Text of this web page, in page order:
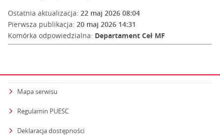
Ostatnia aktualizacja: 22 maj 2026 08:04
Pierwsza publikacja: 20 maj 2026 14:31
Komórka odpowiedzialna: Departament Ceł MF
Mapa serwisu
Regulamin PUESC
Deklaracja dostępności